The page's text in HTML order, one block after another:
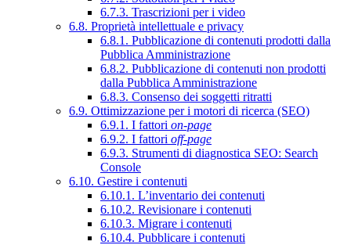
6.7.3. Trascrizioni per i video
6.8. Proprietà intellettuale e privacy
6.8.1. Pubblicazione di contenuti prodotti dalla
Pubblica Amministrazione
6.8.2. Pubblicazione di contenuti non prodotti
dalla Pubblica Amministrazione
6.8.3. Consenso dei soggetti ritratti
6.9. Ottimizzazione per i motori di ricerca (SEO)
6.9.1. I fattori on-page
6.9.2. I fattori off-page
6.9.3. Strumenti di diagnostica SEO: Search
Console
6.10. Gestire i contenuti
6.10.1. L’inventario dei contenuti
6.10.2. Revisionare i contenuti
6.10.3. Migrare i contenuti
6.10.4. Pubblicare i contenuti